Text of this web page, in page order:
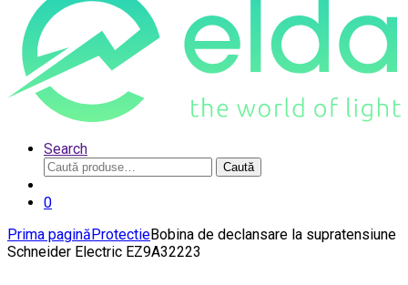
Search
Caută
după:
Caută
0
Prima paginăProtectieBobina de declansare la supratensiune
Schneider Electric EZ9A32223